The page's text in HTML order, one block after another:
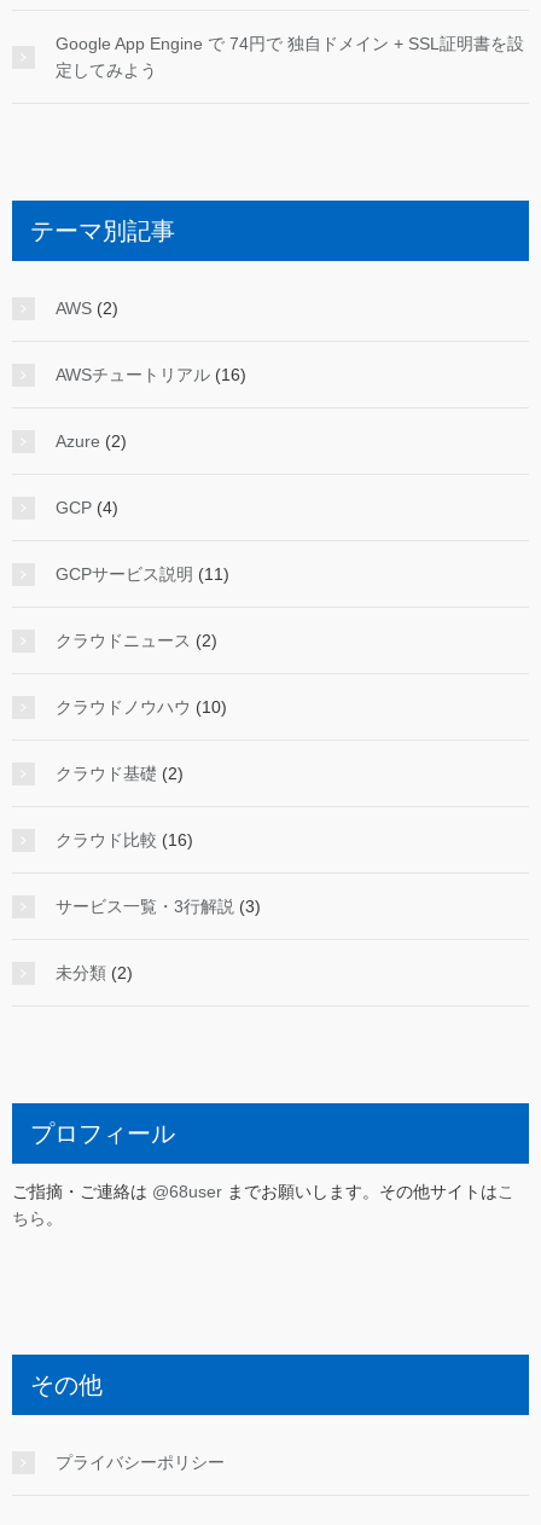
Google App Engine で 74円で 独自ドメイン + SSL証明書を設
定してみよう
テーマ別記事
AWS (2)
AWSチュートリアル (16)
Azure (2)
GCP (4)
GCPサービス説明 (11)
クラウドニュース (2)
クラウドノウハウ (10)
クラウド基礎 (2)
クラウド比較 (16)
サービス一覧・3行解説 (3)
未分類 (2)
プロフィール
ご指摘・ご連絡は @68user までお願いします。その他サイトはこ
ちら。
その他
プライバシーポリシー